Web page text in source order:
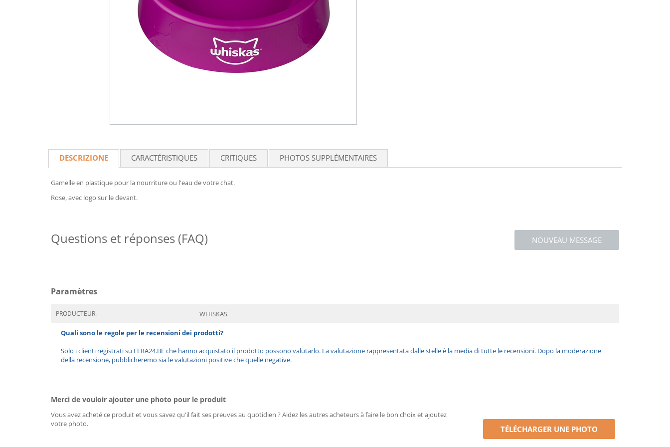
DESCRIZIONE CARACTÉRISTIQUES CRITIQUES PHOTOS SUPPLÉMENTAIRES
Gamelle en plastique pour la nourriture ou l'eau de votre chat.
Rose, avec logo sur le devant.
NOUVEAU MESSAGE
Questions et réponses (FAQ)
Paramètres
PRODUCTEUR: WHISKAS
Quali sono le regole per le recensioni dei prodotti?
Solo i clienti registrati su FERA24.BE che hanno acquistato il prodotto possono valutarlo. La valutazione rappresentata dalle stelle è la media di tutte le recensioni. Dopo la moderazione
della recensione, pubblicheremo sia le valutazioni positive che quelle negative.
Merci de vouloir ajouter une photo pour le produit
Vous avez acheté ce produit et vous savez qu'il fait ses preuves au quotidien ? Aidez les autres acheteurs à faire le bon choix et ajoutez
votre photo.
TÉLÉCHARGER UNE PHOTO